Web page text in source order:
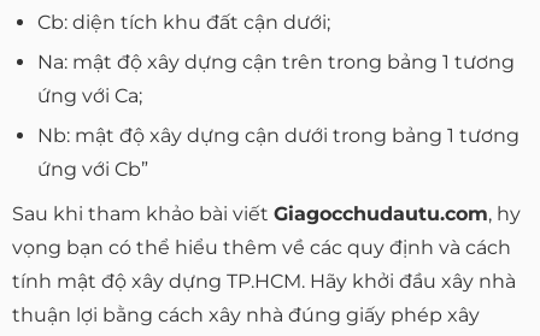
Cb: diện tích khu đất cận dưới;
Na: mật độ xây dựng cận trên trong bảng 1 tương
ứng với Ca;
Nb: mật độ xây dựng cận dưới trong bảng 1 tương
ứng với Cb”
Sau khi tham khảo bài viết Giagocchudautu.com, hy
vọng bạn có thể hiểu thêm về các quy định và cách
tính mật độ xây dựng TP.HCM. Hãy khởi đầu xây nhà
thuận lợi bằng cách xây nhà đúng giấy phép xây